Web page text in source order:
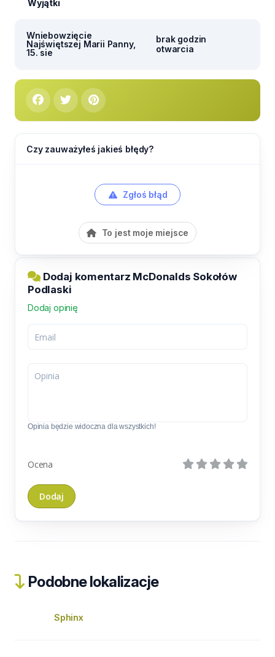
Wyjątki
Wniebowzięcie
Najświętszej Marii Panny,
15. sie
brak godzin
otwarcia
Czy zauważyłeś jakieś błędy?
Zgłoś błąd
To jest moje miejsce
Dodaj komentarz McDonalds Sokołów
Podlaski
Dodaj opinię
Opinia będzie widoczna dla wszystkich!
Ocena
Podobne lokalizacje
Sphinx